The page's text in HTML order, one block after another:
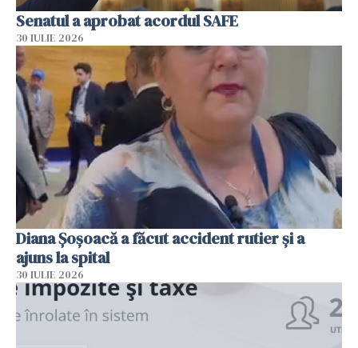
Senatul a aprobat acordul SAFE
30 IULIE 2026
Diana Șoșoacă a făcut accident rutier și a
ajuns la spital
30 IULIE 2026